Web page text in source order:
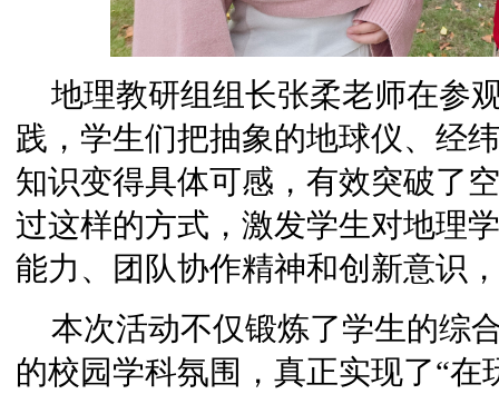
地理教研组组长张柔老师在参
践，学生们把抽象的地球仪、经
知识变得具体可感，有效突破了
过这样的方式，激发学生对地理
能力、团队协作精神和创新意识
本次活动不仅锻炼了学生的综
的校园学科氛围，真正实现了“在